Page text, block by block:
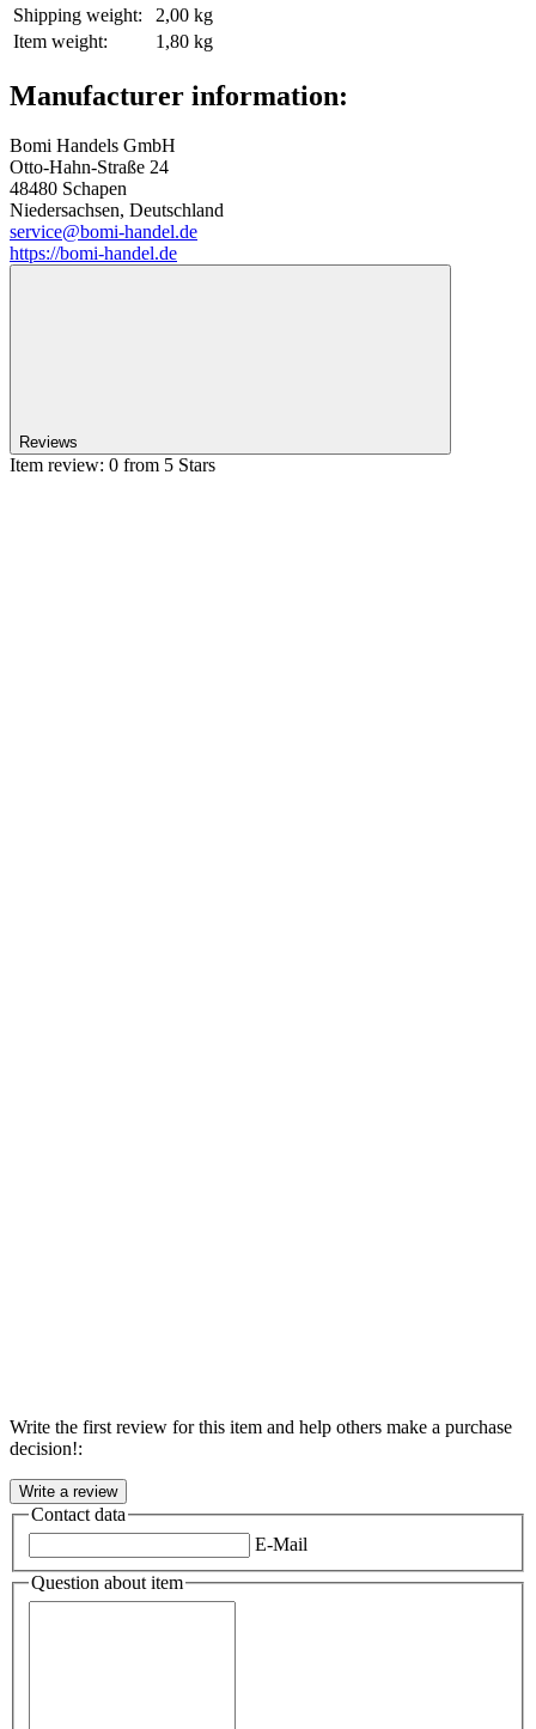
Shipping weight‍:
2,00 kg
Item weight‍:
1,80 kg
Manufacturer information:
Bomi Handels GmbH
Otto-Hahn-Straße 24
48480 Schapen
Niedersachsen, Deutschland
service@bomi-handel.de
https://bomi-handel.de
Reviews
Item review: 0 from 5 Stars
Write the first review for this item and help others make a purchase
decision!:
Contact data
E-Mail
Question about item